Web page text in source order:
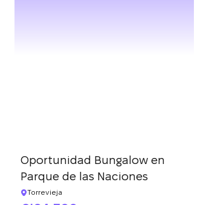
Oportunidad Bungalow en
Parque de las Naciones
Torrevieja